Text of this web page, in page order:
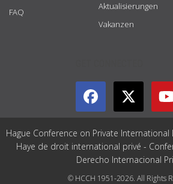
FAQ
Aktualisierungen
Vakanzen
Hague Conference on Private International
Haye de droit international privé -
Derecho Internacional
© HCCH 1951-2026. All Rights